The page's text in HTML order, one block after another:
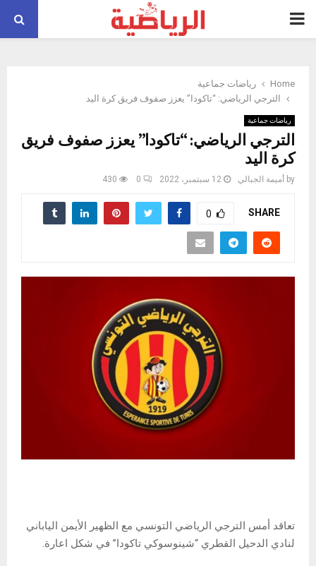
PRIMARY
Home
رياضات جماعية
الترجي الرياضي: “تاكودا” يعزز صفوف فريق كرة اليد
رياضات جماعية
الترجي الرياضي: “تاكودا” يعزز صفوف فريق
كرة اليد
by أميمة الجبالي 12 سبتمبر، 2022 0
430
SHARE
0
تعاقد أمس الترجي الرياضي التونسي مع الظهير الأيمن الياباني
لنادي الدحيل القطري “شينوسوكي تاكودا” في شكل اعارة.